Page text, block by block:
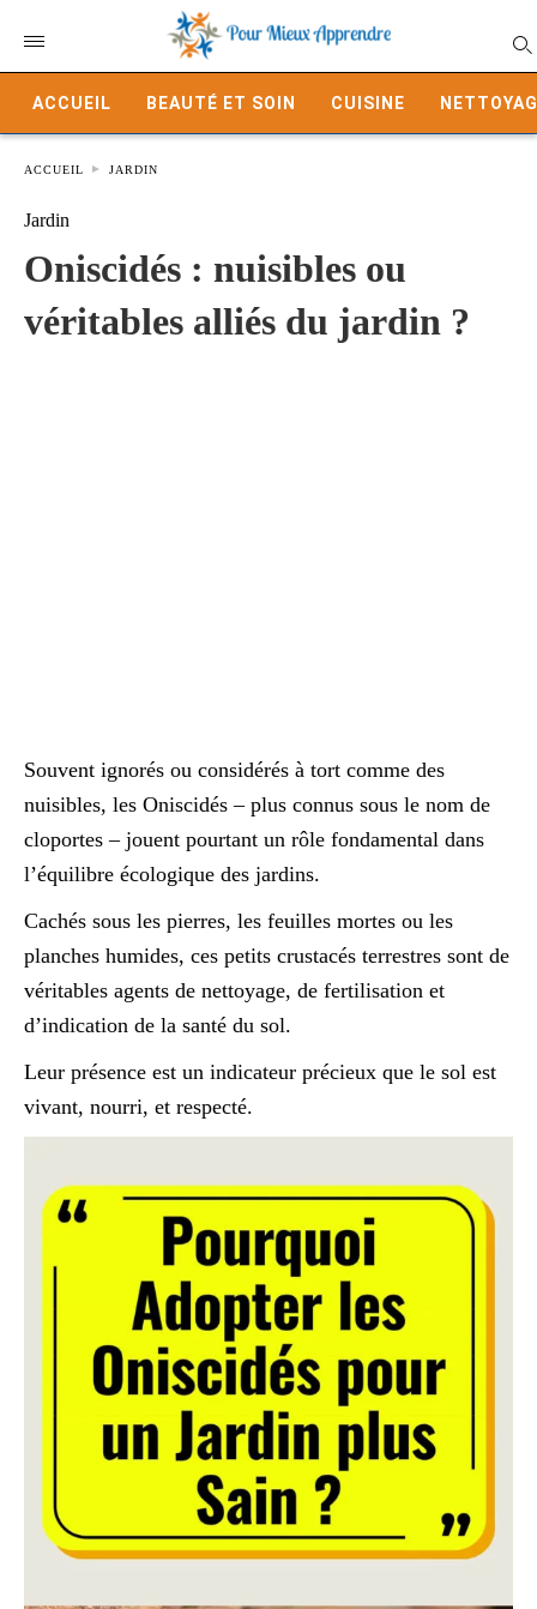
ACCUEIL BEAUTÉ ET SOIN CUISINE
ACCUEIL JARDIN
Jardin
Oniscidés : nuisibles ou
véritables alliés du jardin ?
Souvent ignorés ou considérés à tort comme des
nuisibles, les Oniscidés – plus connus sous le nom de
cloportes – jouent pourtant un rôle fondamental dans
l’équilibre écologique des jardins.
Cachés sous les pierres, les feuilles mortes ou les
planches humides, ces petits crustacés terrestres sont de
véritables agents de nettoyage, de fertilisation et
d’indication de la santé du sol.
Leur présence est un indicateur précieux que le sol est
vivant, nourri, et respecté.